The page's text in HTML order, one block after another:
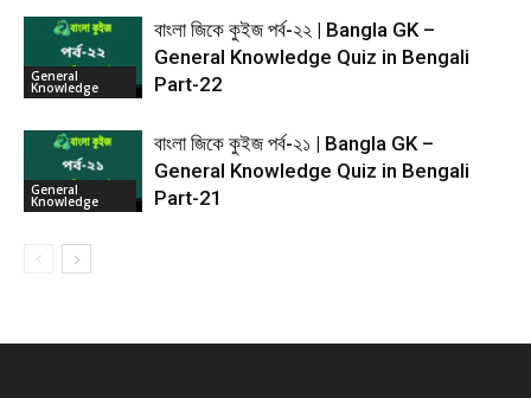
General
Knowledge
বাংলা জিকে কুইজ পর্ব-২২ | Bangla GK –
General Knowledge Quiz in Bengali
Part-22
General
Knowledge
বাংলা জিকে কুইজ পর্ব-২১ | Bangla GK –
General Knowledge Quiz in Bengali
Part-21